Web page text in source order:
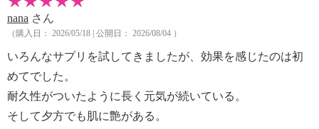
nana さん
（購入日： 2026/05/18 | 公開日： 2026/08/04 ）
いろんなサプリを試してきましたが、効果を感じたのは初
めてでした。
耐久性がついたように長く元気が続いている。
そして夕方でも肌に艶がある。